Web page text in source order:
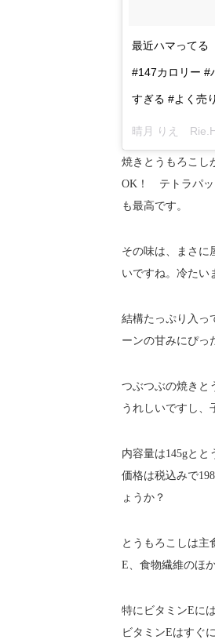
最近ハマってる
#147カロリー #
すぎる #よく売
晴月 りえ
焼きとうもろこし
OK！ テトラパッ
も最高です。
その味は、まさ
いですね。冷たい
結構たっぷり入っ
ーンの甘みにぴっ
つぶつぶの焼きと
うれしいですし、
内容量は145gとと
価格は税込みで
ょうか？
とうもろこしは主
E、食物繊維のほ
特にビタミンEに
ビタミンEはすぐ